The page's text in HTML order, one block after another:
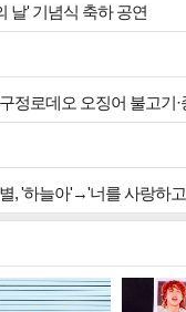
날' 기념식 축하 공연
, '하늘아'→'너를 사랑하